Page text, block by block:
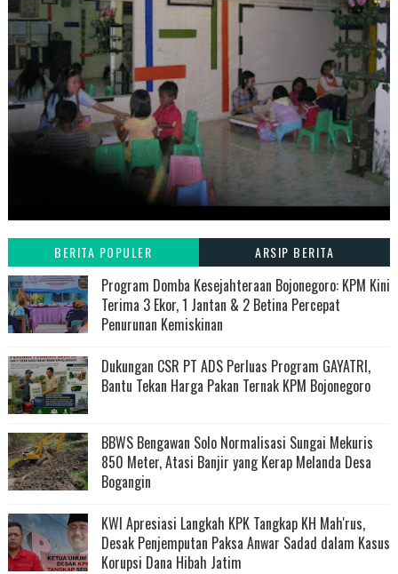
BERITA POPULER ARSIP BERITA
Program Domba Kesejahteraan Bojonegoro: KPM Kini
Terima 3 Ekor, 1 Jantan & 2 Betina Percepat
Penurunan Kemiskinan
Dukungan CSR PT ADS Perluas Program GAYATRI,
Bantu Tekan Harga Pakan Ternak KPM Bojonegoro
BBWS Bengawan Solo Normalisasi Sungai Mekuris
850 Meter, Atasi Banjir yang Kerap Melanda Desa
Bogangin
KWI Apresiasi Langkah KPK Tangkap KH Mah'rus,
Desak Penjemputan Paksa Anwar Sadad dalam Kasus
Korupsi Dana Hibah Jatim